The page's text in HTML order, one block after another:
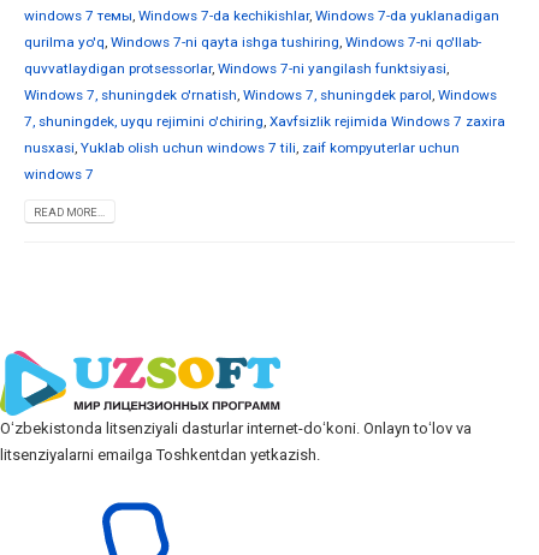
windows 7 темы, Windows 7-da kechikishlar, Windows 7-da yuklanadigan
qurilma yo'q, Windows 7-ni qayta ishga tushiring, Windows 7-ni qo'llab-
quvvatlaydigan protsessorlar, Windows 7-ni yangilash funktsiyasi,
Windows 7, shuningdek o'rnatish, Windows 7, shuningdek parol, Windows
7, shuningdek, uyqu rejimini o'chiring, Xavfsizlik rejimida Windows 7 zaxira
nusxasi, Yuklab olish uchun windows 7 tili, zaif kompyuterlar uchun
windows 7
READ MORE...
Oʻzbekistonda litsenziyali dasturlar internet-doʻkoni. Onlayn toʻlov va
litsenziyalarni emailga Toshkentdan yetkazish.